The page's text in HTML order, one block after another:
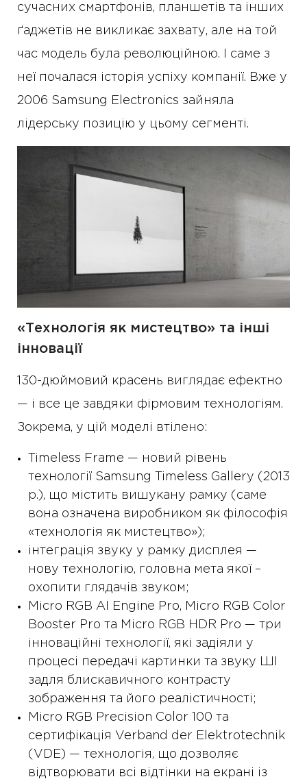
сучасних смартфонів, планшетів та інших
ґаджетів не викликає захвату, але на той
час модель була революційною. І саме з
неї почалася історія успіху компанії. Вже у
2006 Samsung Electronics зайняла
лідерську позицію у цьому сегменті.
«Технологія як мистецтво» та інші
інновації
130-дюймовий красень виглядає ефектно
— і все це завдяки фірмовим технологіям.
Зокрема, у цій моделі втілено:
Timeless Frame — новий рівень
технології Samsung Timeless Gallery (2013
р.), що містить вишукану рамку (саме
вона означена виробником як філософія
«технологія як мистецтво»);
інтеграція звуку у рамку дисплея —
нову технологію, головна мета якої –
охопити глядачів звуком;
Micro RGB AI Engine Pro, Micro RGB Color
Booster Pro та Micro RGB HDR Pro — три
інноваційні технології, які задіяли у
процесі передачі картинки та звуку ШІ
задля блискавичного контрасту
зображення та його реалістичності;
Micro RGB Precision Color 100 та
сертифікація Verband der Elektrotechnik
(VDE) — технологія, що дозволяє
відтворювати всі відтінки на екрані із